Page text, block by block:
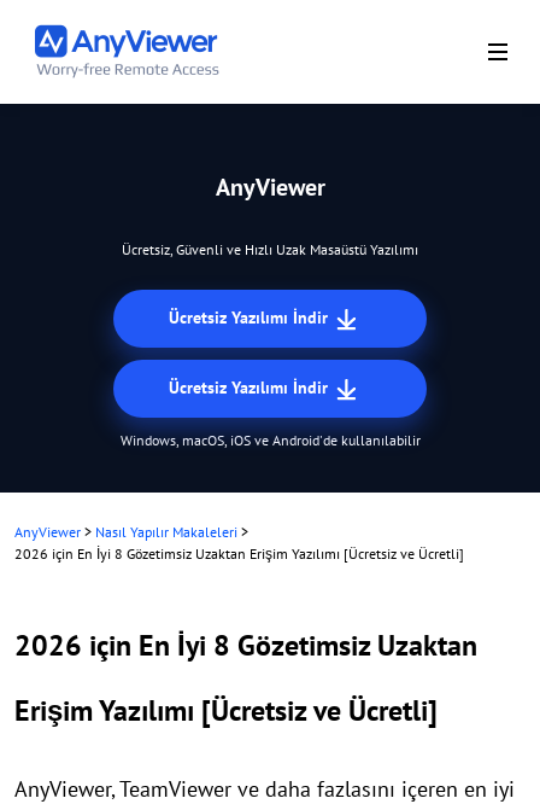
AnyViewer
Ücretsiz, Güvenli ve Hızlı Uzak Masaüstü Yazılımı
Ücretsiz Yazılımı İndir
Ücretsiz Yazılımı İndir
Windows, macOS, iOS ve Android'de kullanılabilir
AnyViewer > Nasıl Yapılır Makaleleri >
2026 için En İyi 8 Gözetimsiz Uzaktan Erişim Yazılımı [Ücretsiz ve Ücretli]
2026 için En İyi 8 Gözetimsiz Uzaktan
Erişim Yazılımı [Ücretsiz ve Ücretli]
AnyViewer, TeamViewer ve daha fazlasını içeren en iyi